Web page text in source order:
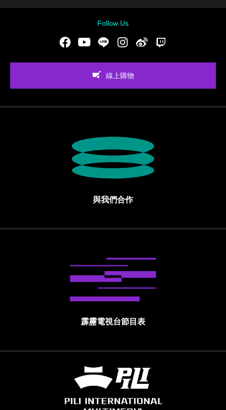
Follow Us
FacebookYoutubeLINE Instgram新浪微博
線上購物
與我們合作
霹靂電視台節目表
霹靂國際多媒體股份有限公司 PILI